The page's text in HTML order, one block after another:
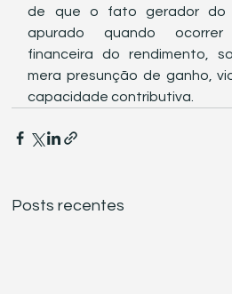
de que o fato gerador do
apurado quando
financeira do rendimento,
mera presunção de ganho,
capacidade contributiva.
Posts recentes